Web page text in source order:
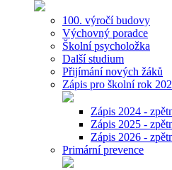
100. výročí budovy
Výchovný poradce
Školní psycholožka
Další studium
Přijímání nových žáků
Zápis pro školní rok
Zápis 2024 -
Zápis 2025 -
Zápis 2026 -
Primární prevence